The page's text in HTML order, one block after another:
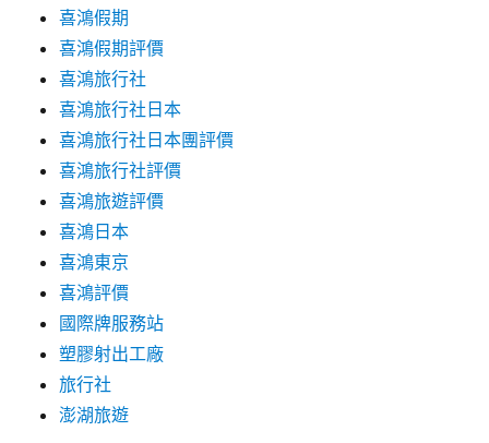
喜鴻假期
喜鴻假期評價
喜鴻旅行社
喜鴻旅行社日本
喜鴻旅行社日本團評價
喜鴻旅行社評價
喜鴻旅遊評價
喜鴻日本
喜鴻東京
喜鴻評價
國際牌服務站
塑膠射出工廠
旅行社
澎湖旅遊